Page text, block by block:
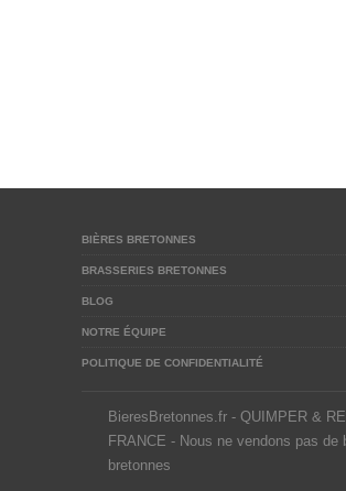
BIÈRES BRETONNES
BRASSERIES BRETONNES
BLOG
NOTRE ÉQUIPE
POLITIQUE DE CONFIDENTIALITÉ
BieresBretonnes.fr - QUIMPER &
FRANCE - Nous ne vendons pas de
bretonnes